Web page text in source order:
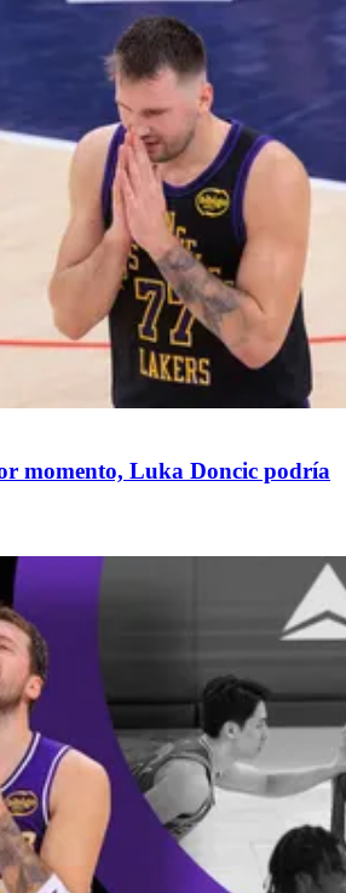
momento, Luka Doncic podría